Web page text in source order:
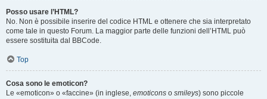
Posso usare l’HTML?
No. Non è possibile inserire del codice HTML e ottenere che sia interpretato
come tale in questo Forum. La maggior parte delle funzioni dell’HTML può
essere sostituita dal BBCode.
Top
Cosa sono le emoticon?
Le «emoticon» o «faccine» (in inglese, emoticons o smileys) sono piccole